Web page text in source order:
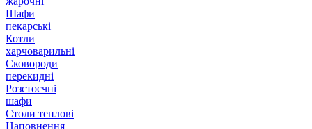
Шафи
пекарські
Котли
харчоварильні
Сковороди
перекидні
Розстоєчні
шафи
Столи теплові
Наповнення